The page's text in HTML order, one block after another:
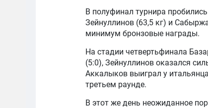
В полуфинал турнира
Зейнуллинов (63,5 кг) и
минимум бронзовые награды.
На стадии четвертьфинала
(5:0), Зейнуллинов оказался
Аккалыков выиграл у
третьем раунде.
В этот же день неожиданное